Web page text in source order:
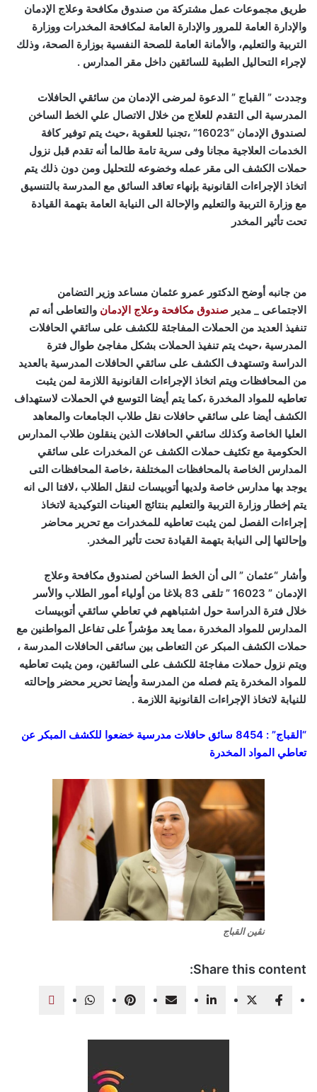
طريق مجموعات عمل مشتركة من صندوق مكافحة وعلاج الإدمان
والإدارة العامة للمرور والإدارة العامة لمكافحة المخدرات ووزارة
التربية والتعليم، والأمانة العامة للصحة النفسية بوزارة الصحة، وذلك
لإجراء التحاليل الطبية للسائقين داخل مقر المدارس .
وجددت ” القباج ” الدعوة لمرضى الإدمان من سائقي الحافلات
المدرسية الى التقدم للعلاج من خلال الاتصال علي الخط الساخن
لصندوق الإدمان “16023” ،تجنبا للعقوبة ،حيث يتم توفير كافة
الخدمات العلاجية مجانا وفى سرية تامة طالما أنه تقدم قبل نزول
حملات الكشف الى مقر عمله وخضوعه للتحليل ومن دون ذلك يتم
اتخاذ الإجراءات القانونية بإنهاء تعاقد السائق مع المدرسة بالتنسيق
مع وزارة التربية والتعليم والإحالة الى النيابة العامة بتهمة القيادة
تحت تأثير المخدر
من جانبه أوضح الدكتور عمرو عثمان مساعد وزير التضامن
الاجتماعى _ مدير صندوق مكافحة وعلاج الإدمان والتعاطى أنه تم
تنفيذ العديد من الحملات المفاجئة للكشف على سائقي الحافلات
المدرسية ،حيث يتم تنفيذ الحملات بشكل مفاجئ طوال فترة
الدراسة وتستهدف الكشف على سائقي الحافلات المدرسية بالعديد
من المحافظات ويتم اتخاذ الإجراءات القانونية اللازمة لمن يثبت
تعاطيه للمواد المخدرة ،كما يتم أيضا التوسع في الحملات لاستهداف
الكشف أيضا على سائقي حافلات نقل طلاب الجامعات والمعاهد
العليا الخاصة وكذلك سائقي الحافلات الذين ينقلون طلاب المدارس
الحكومية مع تكثيف حملات الكشف عن المخدرات على سائقي
المدارس الخاصة بالمحافظات المختلفة ،خاصة المحافظات التى
يوجد بها مدارس خاصة ولديها أتوبيسات لنقل الطلاب ،لافتا الى انه
يتم إخطار وزارة التربية والتعليم بنتائج العينات التوكيدية لاتخاذ
إجراءات الفصل لمن يثبت تعاطيه للمخدرات مع تحرير محاضر
وإحالتها إلى النيابة بتهمة القيادة تحت تأثير المخدر.
وأشار “عثمان ” الى أن الخط الساخن لصندوق مكافحة وعلاج
الإدمان ” 16023 ” تلقى 83 بلاغا من أولياء أمور الطلاب والأسر
خلال فترة الدراسة حول اشتباههم في تعاطي سائقي أتوبيسات
المدارس للمواد المخدرة ،مما يعد مؤشراً على تفاعل المواطنين مع
حملات الكشف المبكر عن التعاطى بين سائقى الحافلات المدرسة ،
ويتم نزول حملات مفاجئة للكشف على السائقين، ومن يثبت تعاطيه
للمواد المخدرة يتم فصله من المدرسة وأيضا تحرير محضر وإحالته
للنيابة لاتخاذ الإجراءات القانونية اللازمة .
“القباج” : 8454 سائق حافلات مدرسية خضعوا للكشف المبكر عن
تعاطي المواد المخدرة
نڤين القباج
Share this content: